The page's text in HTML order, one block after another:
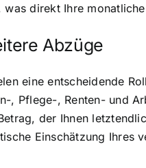
direkt Ihre
Abzüge
eine entscheidende
, Pflege-, Renten- und
der Ihnen
Einschätzung Ihres